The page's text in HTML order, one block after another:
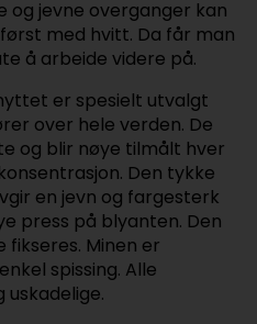
og jevne overganger kan
med hvitt. Da får man
å arbeide videre på.
er spesielt utvalgt
over hele verden. De
og blir nøye tilmålt hver
Den tykke
en jevn og fargesterk
press på blyanten. Den
fikseres. Minen er
spissing. Alle